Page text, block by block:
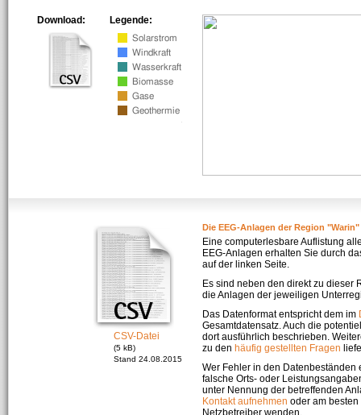
Legende:
Download:
CSV-Datei
(5 kB)
Stand 24.08.2015
Die EEG-Anlagen der Region "Warin"
Eine computerlesbare Auflistung
EEG-Anlagen erhalten Sie durch
auf der linken Seite.
Es sind neben den direkt zu dieser
die Anlagen der jeweiligen
Das Datenformat entspricht dem im
Gesamtdatensatz. Auch die
dort ausführlich beschrieben.
zu den häufig gestellten Fragen
Wer Fehler in den Datenbeständen
falsche Orts- oder
unter Nennung der betreffenden
Kontakt aufnehmen oder am
Netzbetreiber wenden.